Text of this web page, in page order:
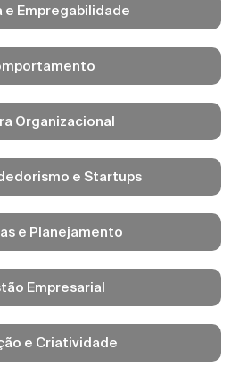
e Empregabilidade
Organizacional
e Startups
e Planejamento
Empresarial
e Criatividade